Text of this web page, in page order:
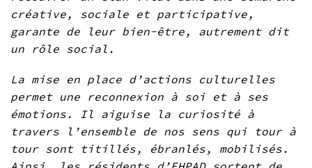
créative, sociale et participative,
garante de leur bien-être, autrement dit
un rôle social.
La mise en place d’actions culturelles
permet une reconnexion à soi et à ses
émotions. Il aiguise la curiosité à
travers l’ensemble de nos sens qui tour à
tour sont titillés, ébranlés, mobilisés.